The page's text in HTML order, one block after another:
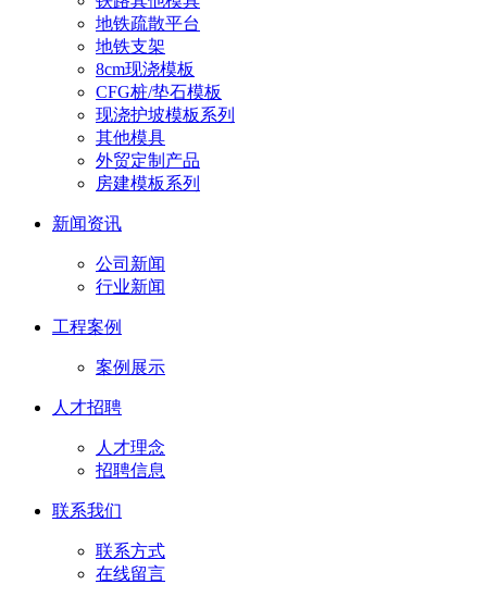
地铁疏散平台
地铁支架
8cm现浇模板
CFG桩/垫石模板
现浇护坡模板系列
其他模具
外贸定制产品
房建模板系列
新闻资讯
公司新闻
行业新闻
工程案例
案例展示
人才招聘
人才理念
招聘信息
联系我们
联系方式
在线留言